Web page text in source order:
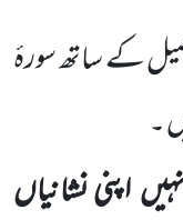
کے ساتھ سورۂ
۔
اپنی نشانیاں